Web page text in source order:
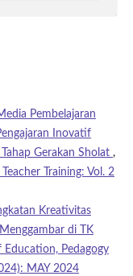
Pembelajaran
Inovatif
Gerakan Sholat ,
Training: Vol. 2
Kreativitas
di TK
Education, Pedagogy
MAY 2024